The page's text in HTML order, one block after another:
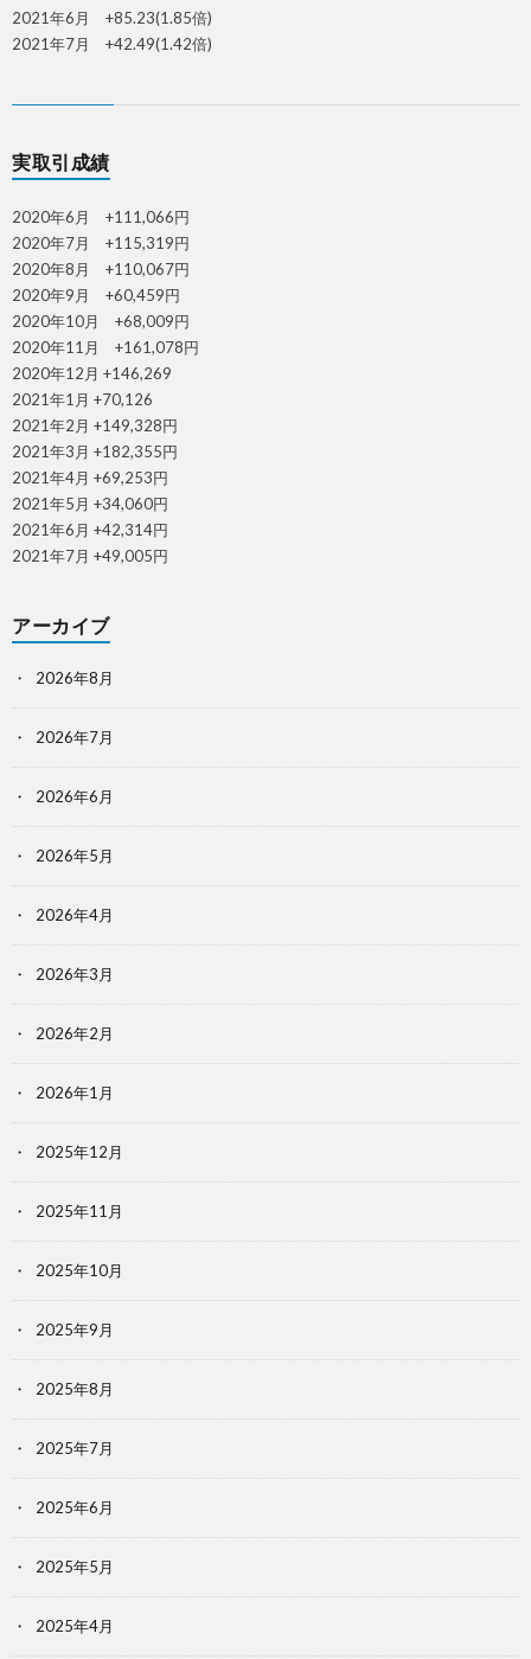
2021年6月 +85.23(1.85倍)
2021年7月 +42.49(1.42倍)
実取引成績
2020年6月 +111,066円
2020年7月 +115,319円
2020年8月 +110,067円
2020年9月 +60,459円
2020年10月 +68,009円
2020年11月 +161,078円
2020年12月 +146,269
2021年1月 +70,126
2021年2月 +149,328円
2021年3月 +182,355円
2021年4月 +69,253円
2021年5月 +34,060円
2021年6月 +42,314円
2021年7月 +49,005円
アーカイブ
2026年8月
2026年7月
2026年6月
2026年5月
2026年4月
2026年3月
2026年2月
2026年1月
2025年12月
2025年11月
2025年10月
2025年9月
2025年8月
2025年7月
2025年6月
2025年5月
2025年4月